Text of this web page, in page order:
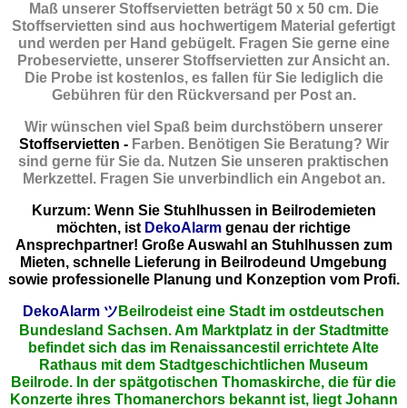
Maß unserer Stoffservietten beträgt 50 x 50 cm. Die
Stoffservietten sind aus hochwertigem Material gefertigt
und werden per Hand gebügelt. Fragen Sie gerne eine
Probeserviette, unserer Stoffservietten zur Ansicht an.
Die Probe ist kostenlos, es fallen für Sie lediglich die
Gebühren für den Rückversand per Post an.
Wir wünschen viel Spaß beim durchstöbern unserer
Stoffservietten - Farben. Benötigen Sie Beratung? Wir
sind gerne für Sie da. Nutzen Sie unseren praktischen
Merkzettel. Fragen Sie unverbindlich ein Angebot an.
Kurzum: Wenn Sie Stuhlhussen in Beilrodemieten
möchten, ist DekoAlarm genau der richtige
Ansprechpartner! Große Auswahl an Stuhlhussen zum
Mieten, schnelle Lieferung in Beilrodeund Umgebung
sowie professionelle Planung und Konzeption vom Profi.
DekoAlarm ツ Beilrodeist eine Stadt im ostdeutschen
Bundesland Sachsen. Am Marktplatz in der Stadtmitte
befindet sich das im Renaissancestil errichtete Alte
Rathaus mit dem Stadtgeschichtlichen Museum
Beilrode. In der spätgotischen Thomaskirche, die für die
Konzerte ihres Thomanerchors bekannt ist, liegt Johann